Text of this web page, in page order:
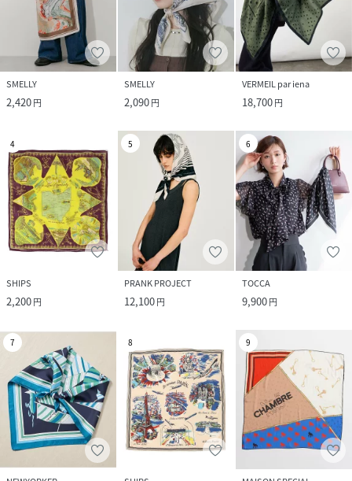
SMELLY
2,420円
SMELLY
2,090円
VERMEIL par iena
18,700円
4
SHIPS
2,200円
5
PRANK PROJECT
12,100円
6
TOCCA
9,900円
7 8 9